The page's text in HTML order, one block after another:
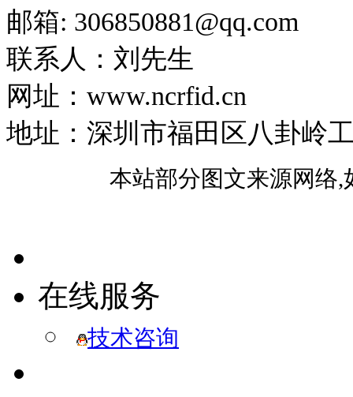
邮箱: 306850881​@qq.com
联系人：刘先生
网址：www.ncrfid.cn
地址：深圳市福田区八卦岭
本站部分图文来源网络
在线服务
技术咨询